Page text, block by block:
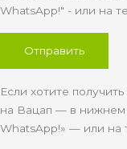
WhatsApp!" - или на
Если хотите
на Вацап — в нижнем
WhatsApp!» — или на